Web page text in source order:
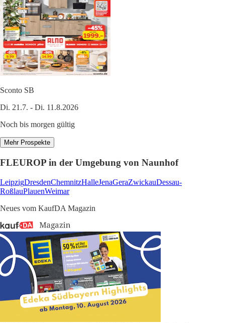
Sconto SB
Di. 21.7. - Di. 11.8.2026
Noch bis morgen gültig
Mehr Prospekte
FLEUROP in der Umgebung von Naunhof
LeipzigDresdenChemnitzHalleJenaGeraZwickauDessau-
RoßlauPlauenWeimar
Neues vom KaufDA Magazin